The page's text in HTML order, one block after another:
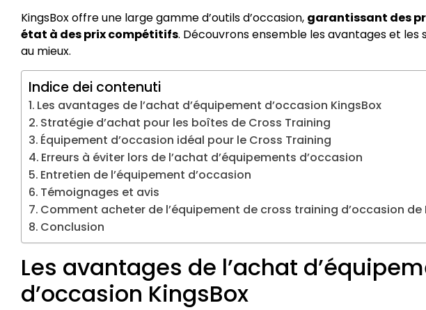
KingsBox offre une large gamme d’outils d’occasion, garantissant des
état à des prix compétitifs. Découvrons ensemble les avantages et
au mieux.
Indice dei contenuti
Les avantages de l’achat d’équipement d’occasion KingsBox
Stratégie d’achat pour les boîtes de Cross Training
Équipement d’occasion idéal pour le Cross Training
Erreurs à éviter lors de l’achat d’équipements d’occasion
Entretien de l’équipement d’occasion
Témoignages et avis
Comment acheter de l’équipement de cross training d’occasion de
Conclusion
Les avantages de l’achat
d’occasion KingsBox